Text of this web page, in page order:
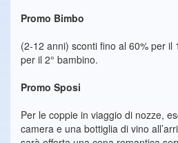
Promo Bimbo
(2-12 anni) sconti fino al 60% per il
per il 2° bambino.
Promo Sposi
Per le coppie in viaggio di nozze,
camera e una bottiglia di vino